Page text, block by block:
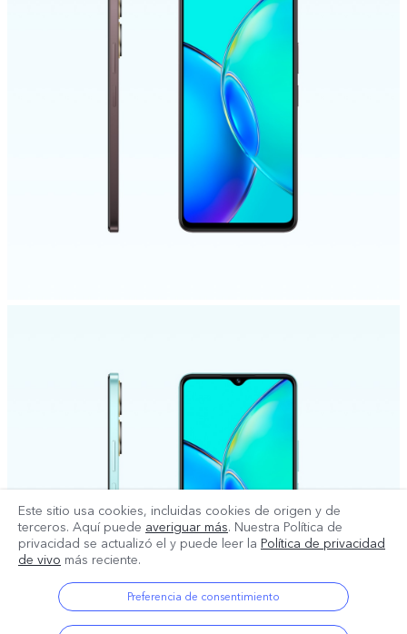
Este sitio usa cookies, incluidas cookies de origen y de
terceros. Aquí puede averiguar más. Nuestra Política de
privacidad se actualizó el y puede leer la Política de privacidad
de vivo más reciente.
Preferencia de consentimiento